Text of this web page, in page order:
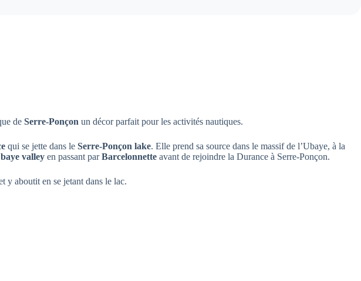
deSerre-Ponçon un décor parfait pour les activités nautiques.
qui se jette dans le Serre-Ponçon lake. Elle prend sa source dans le massif de l’Ubaye, à la
valley en passant parBarcelonnette avant de rejoindre la Durance à Serre-Ponçon.
y aboutit en se jetant dans le lac.